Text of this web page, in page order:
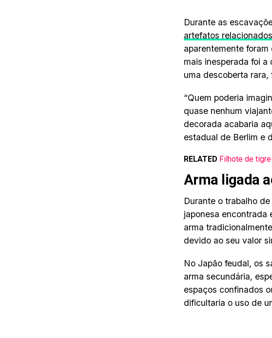
Durante as
artefatos relacionados
aparentemente
mais inesperada foi a
uma descoberta
“Quem poderia
quase nenhum
decorada acabaria
estadual de Berlim e
RELATED Filhote de
Arma ligada
Durante o trabalho
japonesa encontrada
arma
devido ao seu valor
No Japão feudal, os
arma secundária,
espaços confinados
dificultaria o uso de